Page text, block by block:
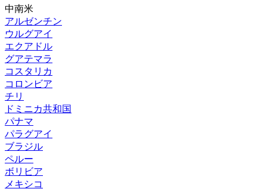
中南米
アルゼンチン
ウルグアイ
エクアドル
グアテマラ
コスタリカ
コロンビア
チリ
ドミニカ共和国
パナマ
パラグアイ
ブラジル
ペルー
ボリビア
メキシコ